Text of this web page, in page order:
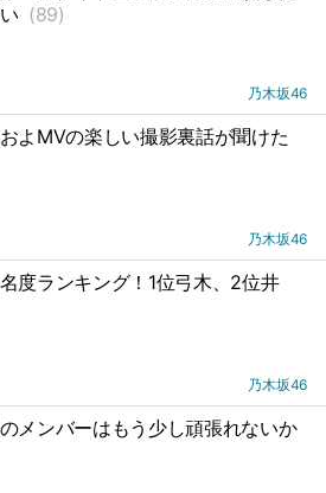
(89)
乃木坂46
よMVの楽しい撮影裏話が聞けた
乃木坂46
度ランキング！1位弓木、2位井
乃木坂46
メンバーはもう少し頑張れないか